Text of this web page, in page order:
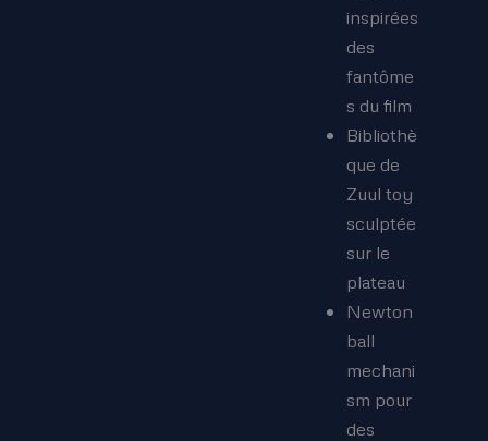
inspirées
des
fantôme
s du film
Bibliothè
que de
Zuul toy
sculptée
sur le
plateau
Newton
ball
mechani
sm pour
des